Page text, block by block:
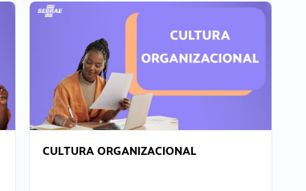
CULTURA ORGANIZACIONAL